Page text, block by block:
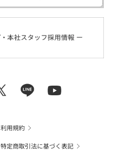
利用規約
特定商取引法に基づく表記